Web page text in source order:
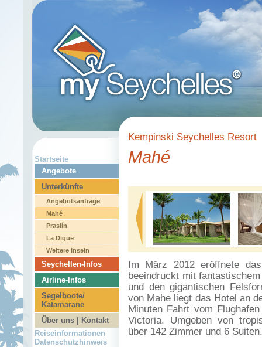
Startseite
Angebote
Unterkünfte
Angebotsanfrage
Mahé
Praslín
La Digue
Weitere Inseln
Seychellen-Infos
Airline-Infos
Segelboote/
Katamarane
Über uns | Kontakt
Reiseinformationen
Datenschutzhinweis
Kempinski Seychelles Resort
Mahé
Im März 2012 eröffnete
beeindruckt mit
und den gigantischen
von Mahe liegt das Hotel an
Minuten Fahrt vom
Victoria. Umgeben von
über 142 Zimmer und 6 Suiten.